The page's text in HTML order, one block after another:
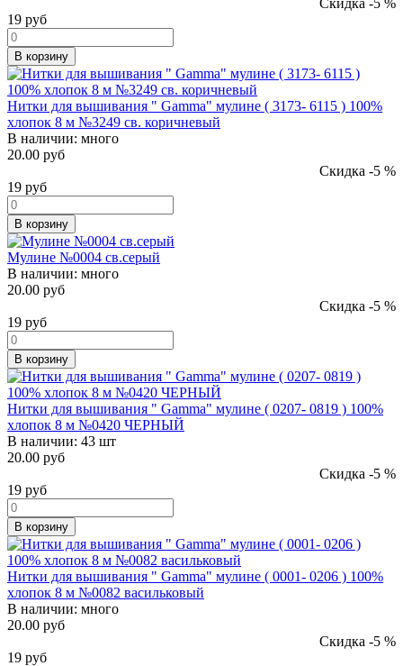
19 руб
В корзину
Нитки для вышивания " Gamma" мулине ( 3173- 6115 ) 100%
хлопок 8 м №3249 св. коричневый
В наличии: много
20.00 руб
Скидка -5 %
19 руб
В корзину
Мулине №0004 св.серый
В наличии: много
20.00 руб
Скидка -5 %
19 руб
В корзину
Нитки для вышивания " Gamma" мулине ( 0207- 0819 ) 100%
хлопок 8 м №0420 ЧЕРНЫЙ
В наличии: 43 шт
20.00 руб
Скидка -5 %
19 руб
В корзину
Нитки для вышивания " Gamma" мулине ( 0001- 0206 ) 100%
хлопок 8 м №0082 васильковый
В наличии: много
20.00 руб
Скидка -5 %
19 руб